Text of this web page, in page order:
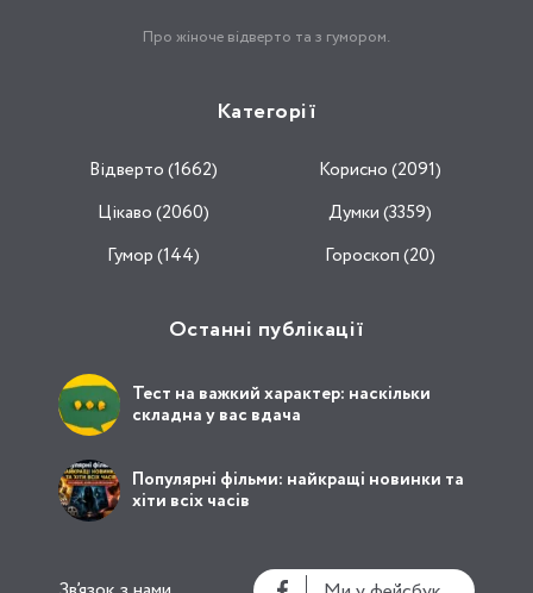
Про жіноче відверто та з гумором.
Категорії
Відвертo (1662)
Корисно (2091)
Цікаво (2060)
Думки (3359)
Гумор (144)
Гороскоп (20)
Останні публікації
Тест на важкий характер: наскільки
складна у вас вдача
Популярні фільми: найкращі новинки та
хіти всіх часів